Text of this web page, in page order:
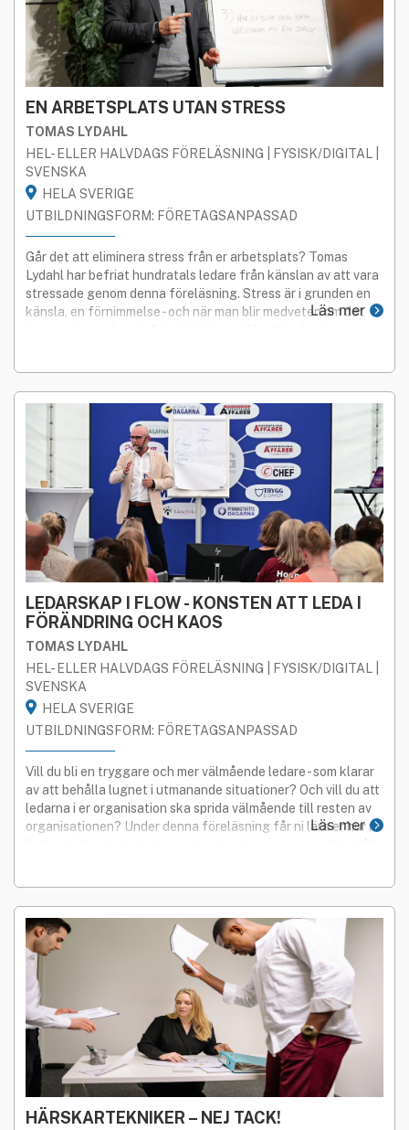
EN ARBETSPLATS UTAN STRESS
TOMAS LYDAHL
HEL- ELLER HALVDAGS FÖRELÄSNING | FYSISK/DIGITAL |
SVENSKA
HELA SVERIGE
UTBILDNINGSFORM: FÖRETAGSANPASSAD
Går det att eliminera stress från er arbetsplats? Tomas
Lydahl har befriat hundratals ledare från känslan av att vara
stressade genom denna föreläsning. Stress är i grunden en
känsla, en förnimmelse - och när man blir medveten om det
Läs mer
LEDARSKAP I FLOW - KONSTEN ATT LEDA I
FÖRÄNDRING OCH KAOS
TOMAS LYDAHL
HEL- ELLER HALVDAGS FÖRELÄSNING | FYSISK/DIGITAL |
SVENSKA
HELA SVERIGE
UTBILDNINGSFORM: FÖRETAGSANPASSAD
Vill du bli en tryggare och mer välmående ledare - som klarar
av att behålla lugnet i utmanande situationer? Och vill du att
ledarna i er organisation ska sprida välmående till resten av
organisationen? Under denna föreläsning får ni lära er hur ni
Läs mer
HÄRSKARTEKNIKER – NEJ TACK!